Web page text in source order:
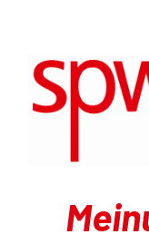
content